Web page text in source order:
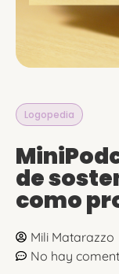
Logopedia
de
como
Mili Matarazzo
No hay